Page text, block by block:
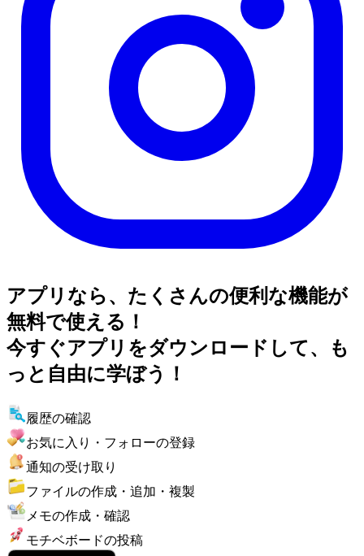
アプリなら、たくさんの便利な機能が
無料で使える！
今すぐアプリをダウンロードして、も
っと自由に学ぼう！
履歴の確認
お気に入り・フォローの登録
通知の受け取り
ファイルの作成・追加・複製
メモの作成・確認
モチベボードの投稿